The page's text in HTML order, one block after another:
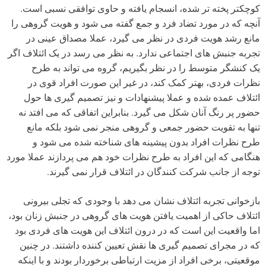
کوچکتر پخته تر شده، انسجام یافته و حاوی توافقی نسبی است.
آنچه که در مورد تضاد فرد و جمع گفته می شود و هویت گروهی را
مانع رشد هویت فردی در نظر می گیرد، عملا مصداق عینی در
تجربه جنبش های اجتماعی ندارد. به نظر می رسد در یک ائتلاف اگر
یک کنشگر متوسط را در نظر بگیریم، گروه می تواند به طرح
نظرات فردی، بهتر کمک کند، در غیر این صورت افراد قوی در
ائتلاف عمده شده و عملا پیشنهادات و نیز تصمیم گیری ها حول
حضور پر رنگ آنان شکل می گیرد. بنابراین اتفاقی که می افتد نه
تنها به تقویت حضور جمعی و گروهی منجر نمی شود بلکه مانع
طرح نظرات افراد بدون پیشینه های شناخته شده می شود و
هنگامی که این افراد به طرح نظرات خود هم می پردازند عملا مورد
توجه از جانب شرکت کنندگان در ائتلاف قرار نمی گیرند.
بازخوانی تجربه ائتلاف نشان می دهد با وجودی که تجلی بیرونی
ائتلاف حاکی از اهمیت یافتن هویت های گروهی در جنبش زنان بود،
اما واقعیت این است که در درون ائتلاف این هویت های فردی بود
که در مجرای تصمیم گیری ها نقش تعیین کننده داشتند. در چنین
موقعیتی، برخی افراد از مزیت ارتباطی برخوردار بودند و با اینکه